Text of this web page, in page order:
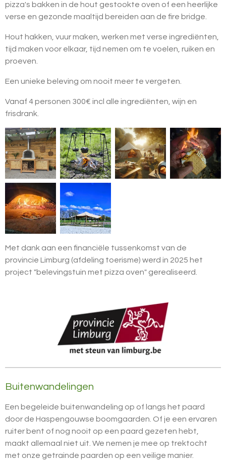
pizza's bakken in de hout gestookte oven of een heerlijke
verse en gezonde maaltijd bereiden aan de fire bridge.
Hout hakken, vuur maken, werken met verse ingrediënten,
tijd maken voor elkaar, tijd nemen om te voelen, ruiken en
proeven.
Een unieke beleving om nooit meer te vergeten.
Vanaf 4 personen 300€ incl alle ingrediënten, wijn en
frisdrank.
Met dank aan een financiële tussenkomst van de
provincie Limburg (afdeling toerisme) werd in 2025 het
project "belevingstuin met pizza oven" gerealiseerd.
Buitenwandelingen
Een begeleide buitenwandeling op of langs het paard
door de Haspengouwse boomgaarden. Of je een ervaren
ruiter bent of nog nooit op een paard gezeten hebt,
maakt allemaal niet uit. We nemen je mee op trektocht
met onze getrainde paarden op een veilige manier.